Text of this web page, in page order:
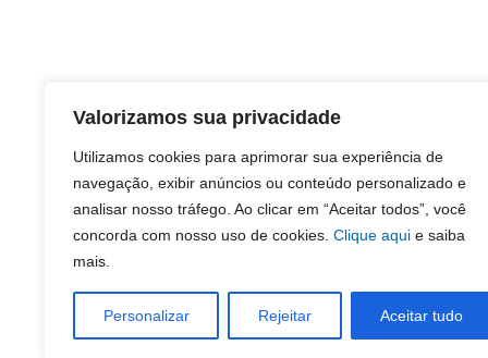
Valorizamos sua privacidade
Utilizamos cookies para aprimorar sua experiência de
navegação, exibir anúncios ou conteúdo personalizado e
analisar nosso tráfego. Ao clicar em “Aceitar todos”, você
concorda com nosso uso de cookies. Clique aqui e saiba
mais.
Personalizar Rejeitar Aceitar tudo